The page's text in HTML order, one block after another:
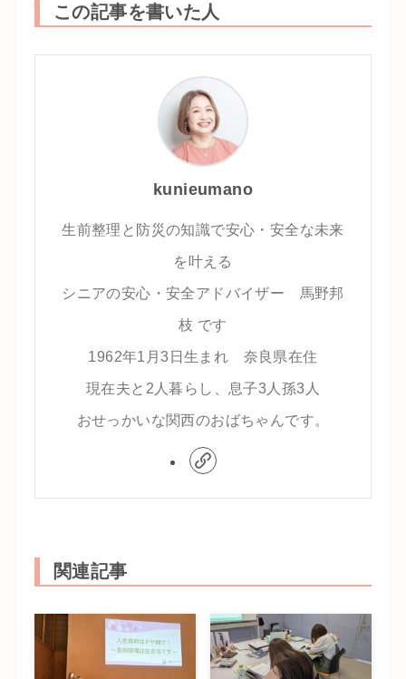
この記事を書いた人
kunieumano
生前整理と防災の知識で安心・安全な未来
を叶える
シニアの安心・安全アドバイザー 馬野邦
枝 です
1962年1月3日生まれ 奈良県在住
現在夫と2人暮らし、息子3人孫3人
おせっかいな関西のおばちゃんです。
関連記事